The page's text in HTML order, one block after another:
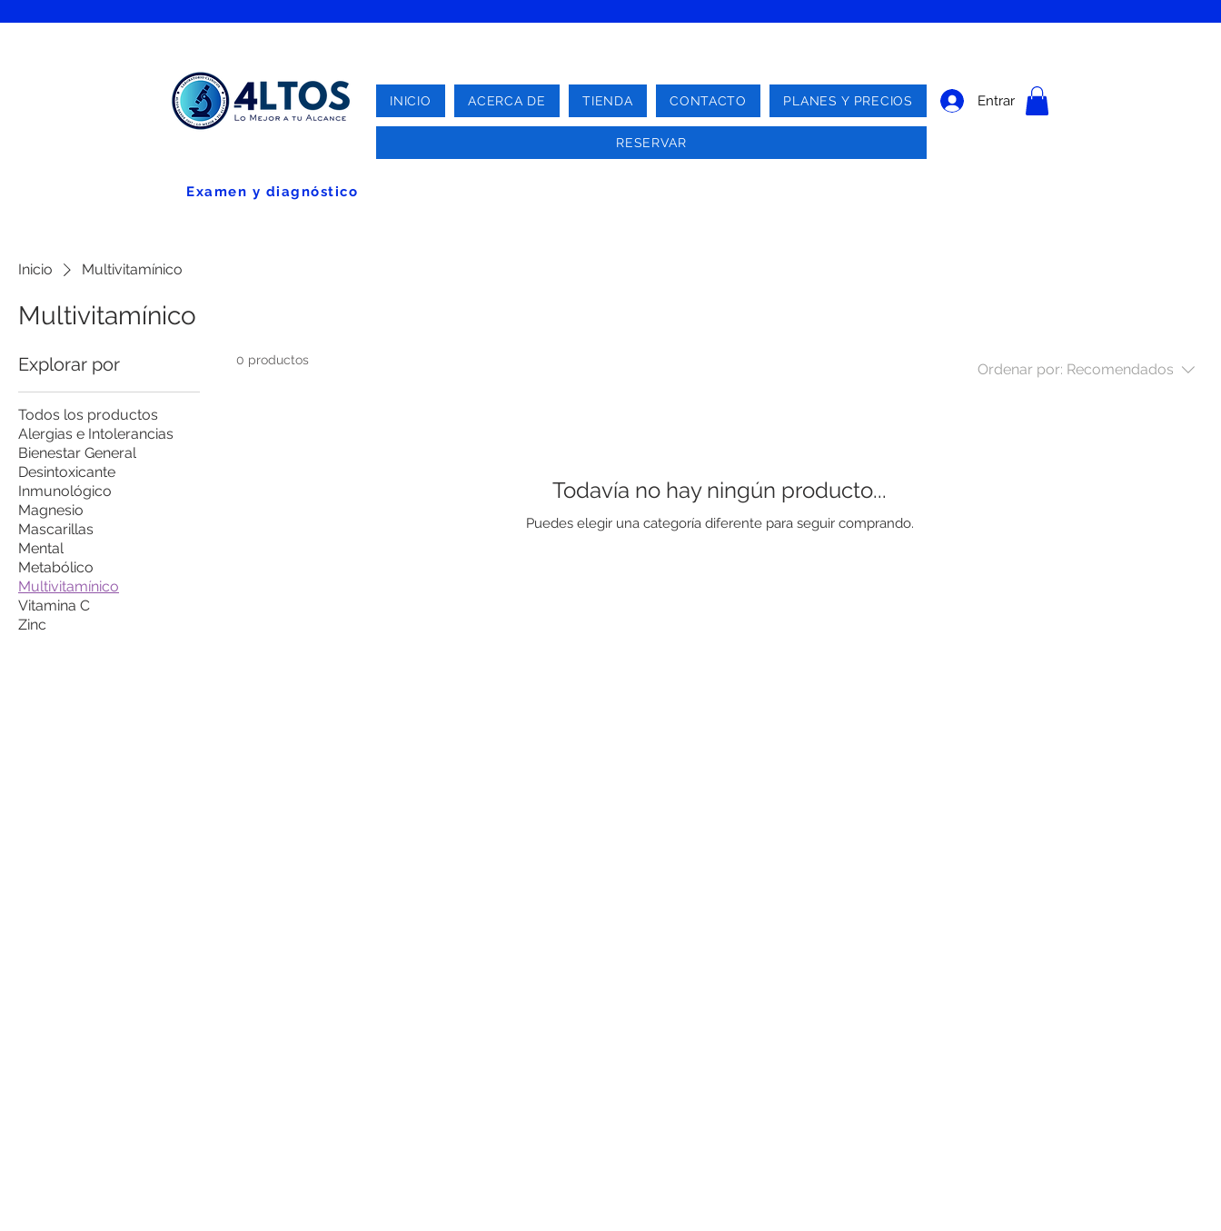
INICIO ACERCA DE TIENDA CONTACTO PLANES Y PRECIOS
RESERVAR
Entrar
Examen y diagnóstico
Inicio Multivitamínico
Multivitamínico
Explorar por
Todos los productos
Alergias e Intolerancias
Bienestar General
Desintoxicante
Inmunológico
Magnesio
Mascarillas
Mental
Metabólico
Multivitamínico
Vitamina C
Zinc
0 productos
Ordenar por: Recomendados
Todavía no hay ningún producto...
Puedes elegir una categoría diferente para seguir comprando.